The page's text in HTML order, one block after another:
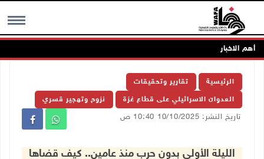
MENU أهم الاخبار
الرئيسية تقارير وتحقيقات
العدوان الاسرائيلي على قطاع غزة نزوح وتهجير قسري
تاريخ النشر: 10/10/2025 10:40 ص
الليلة الأولى بدون حرب منذ عامين.. كيف قضاها